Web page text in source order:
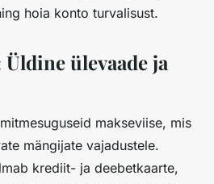
hoia konto turvalisust.
ülevaade ja
makseviise, mis
mängijate vajadustele.
krediit- ja deebetkaarte,